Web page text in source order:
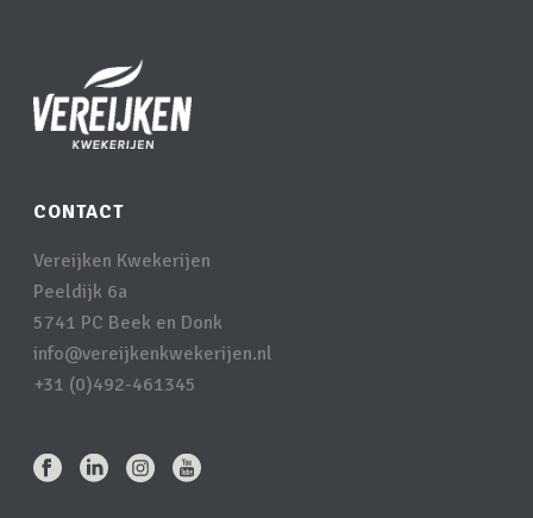
CONTACT
Vereijken Kwekerijen
Peeldijk 6a
5741 PC Beek en Donk
info@vereijkenkwekerijen.nl
+31 (0)492-461345